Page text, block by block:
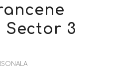
Sector 3